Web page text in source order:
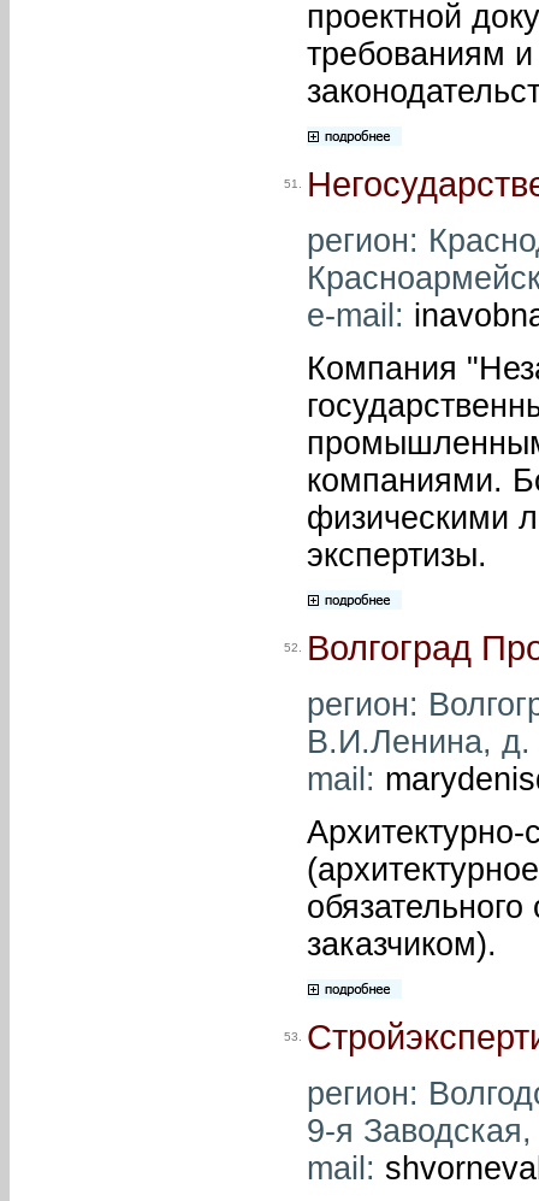
проектной
требованиям
51.
регион:
e-mail:
Компания
компаниями.
физическими
экспертизы.
52. Волгоград
регион:
В.И.Ленина, д.
mail:
Архитектурно-
заказчиком).
53.
регион:
9-я
mail: